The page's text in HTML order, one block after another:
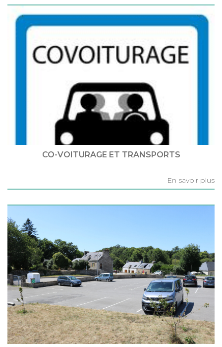
CO-VOITURAGE ET TRANSPORTS
En savoir plus